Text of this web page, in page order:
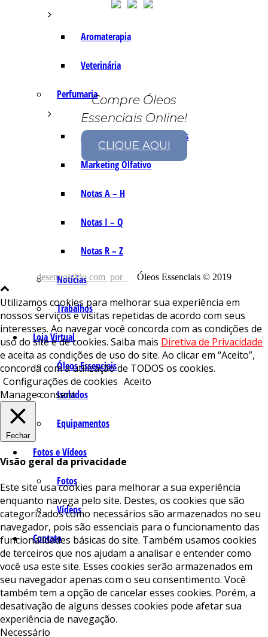
Aromaterapia
Veterinária
Perfumaria
As Notas e Famílias Olfativas
Marketing Olfativo
Notas A – H
Notas I – Q
Notas R – Z
Notícias
Trabalhos
Loja Virtual
Óleos Essenciais
Isolados
Equipamentos
Fotos e Vídeos
Fotos
Vídeos
Contato
Compre Óleos
Essenciais Online!
CLIQUE AQUI
desenvolvido com por Óleos Essenciais © 2019
Utilizamos cookies para melhorar sua experiência em
nossos serviços e visitas repetidas de acordo com seus
interesses. Ao navegar você concorda com as condições de
uso do site e de cookies. Saiba mais Diretiva de Privacidade
e aceita as condições de uso do site. Ao clicar em “Aceito”,
concorda com a utilização de TODOS os cookies.
Configurações de cookies Aceito
Manage consent
Fechar
Visão geral da privacidade
Este site usa cookies para melhorar a sua experiência
enquanto navega pelo site. Destes, os cookies que são
categorizados como necessários são armazenados no seu
navegador, pois são essenciais para o funcionamento das
funcionalidades básicas do site. Também usamos cookies
de terceiros que nos ajudam a analisar e entender como
você usa este site. Esses cookies serão armazenados em
seu navegador apenas com o seu consentimento. Você
também tem a opção de cancelar esses cookies. Porém, a
desativação de alguns desses cookies pode afetar sua
experiência de navegação.
Necessário